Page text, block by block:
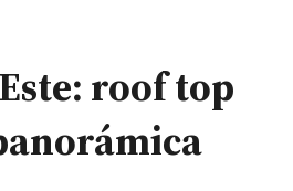
roof top